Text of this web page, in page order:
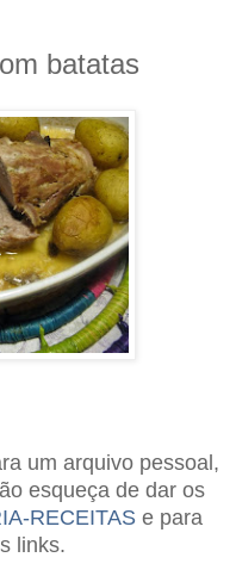
batatas
um arquivo pessoal,
esqueça de dar os
RECEITAS e para
links.